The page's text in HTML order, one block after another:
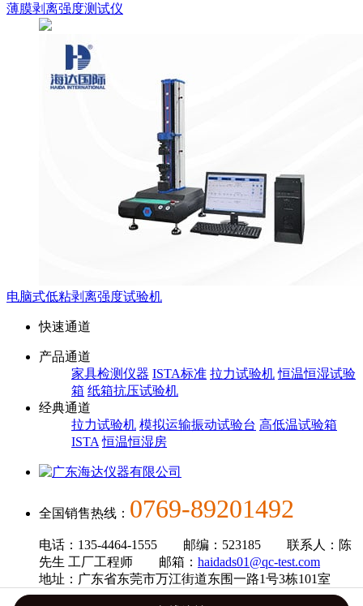
薄膜剥离强度测试仪
电脑式低粘剥离强度试验机
快速通道
产品通道
家具检测仪器 ISTA标准 拉力试验机 恒温恒湿试验
箱 纸箱抗压试验机
经典通道
拉力试验机 模拟运输振动试验台 高低温试验箱
ISTA 恒温恒湿房
全国销售热线： 0769-89201492
电话：135-4464-1555 邮编：523185 联系人：陈
先生 工厂工程师 邮箱： haidads01@qc-test.com
地址：广东省东莞市万江街道东围一路1号3栋101室
广东海达仪器有限公司版权所有 备案号：粤ICP备